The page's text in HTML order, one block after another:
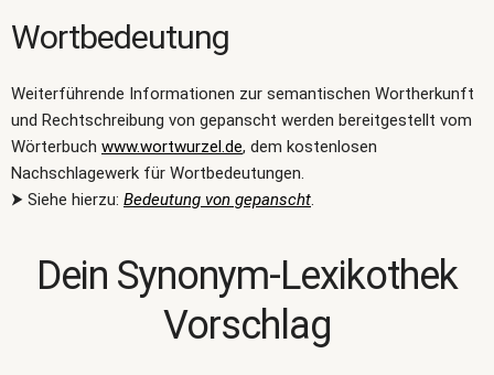
Wortbedeutung
Weiterführende Informationen zur semantischen Wortherkunft
und Rechtschreibung von gepanscht werden bereitgestellt vom
Wörterbuch www.wortwurzel.de, dem kostenlosen
Nachschlagewerk für Wortbedeutungen.
⮞ Siehe hierzu: Bedeutung von gepanscht.
Dein Synonym-Lexikothek
Vorschlag